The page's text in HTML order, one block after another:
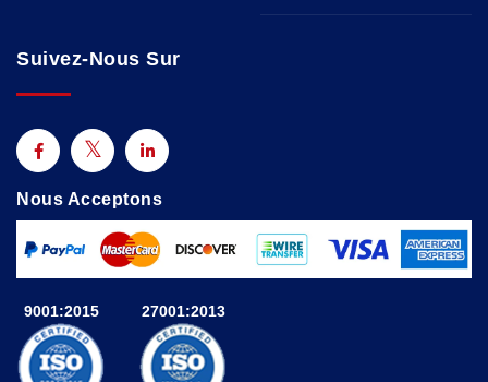
Suivez-Nous Sur
Nous Acceptons
9001:2015 27001:2013